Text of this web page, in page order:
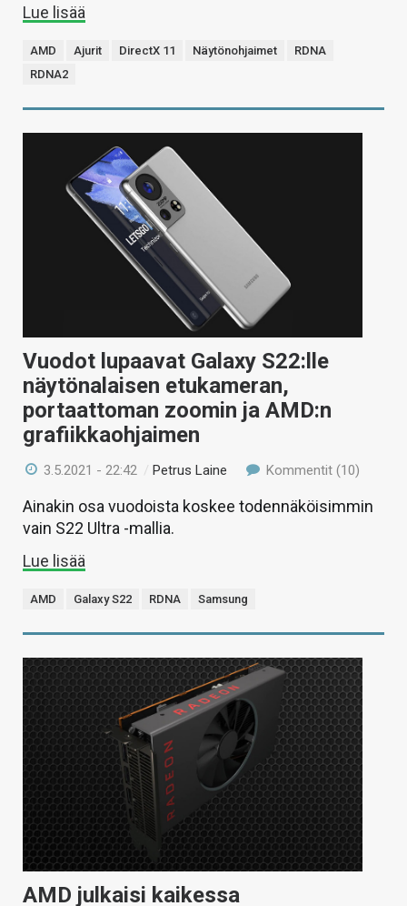
Lue lisää
AMD Ajurit DirectX 11 Näytönohjaimet
RDNA
RDNA2
Vuodot lupaavat Galaxy S22:lle
näytönalaisen etukameran,
portaattoman zoomin ja AMD:n
grafiikkaohjaimen
3.5.2021 - 22:42 /Petrus Laine Kommentit (10)
Ainakin osa vuodoista koskee todennäköisimmin
vain S22 Ultra -mallia.
Lue lisää
AMD Galaxy S22 RDNA Samsung
AMD julkaisi kaikessa